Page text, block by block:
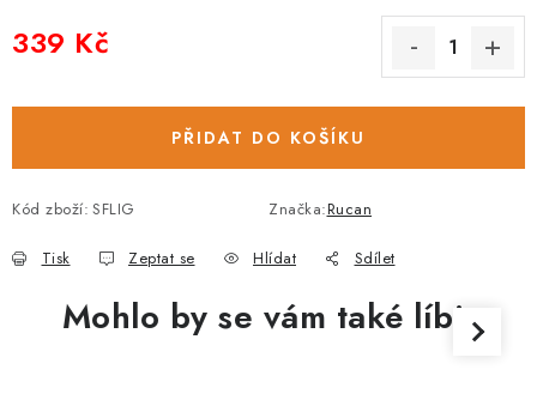
339 Kč
PŘIDAT DO KOŠÍKU
Kód zboží: SFLIG Značka:Rucan
Tisk Zeptat se Hlídat Sdílet
Mohlo by se vám také líbit